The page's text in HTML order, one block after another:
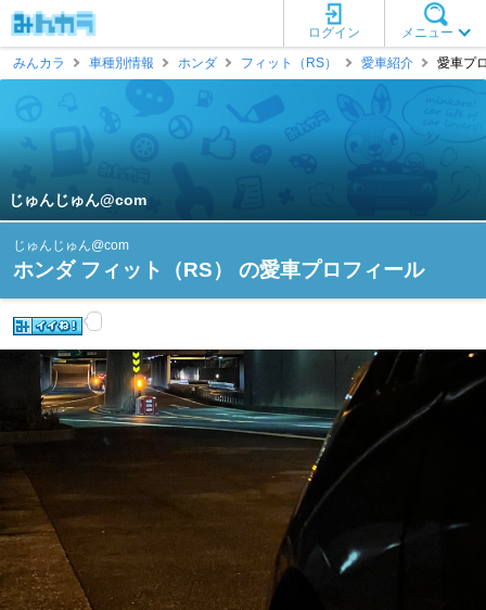
メニュー
ログイン
みんカラ
車種別情報 ホンダ フィット（RS） 愛車紹介 愛車プ
じゅんじゅん@com
じゅんじゅん@com
ホンダ フィット（RS） の愛車プロフィール